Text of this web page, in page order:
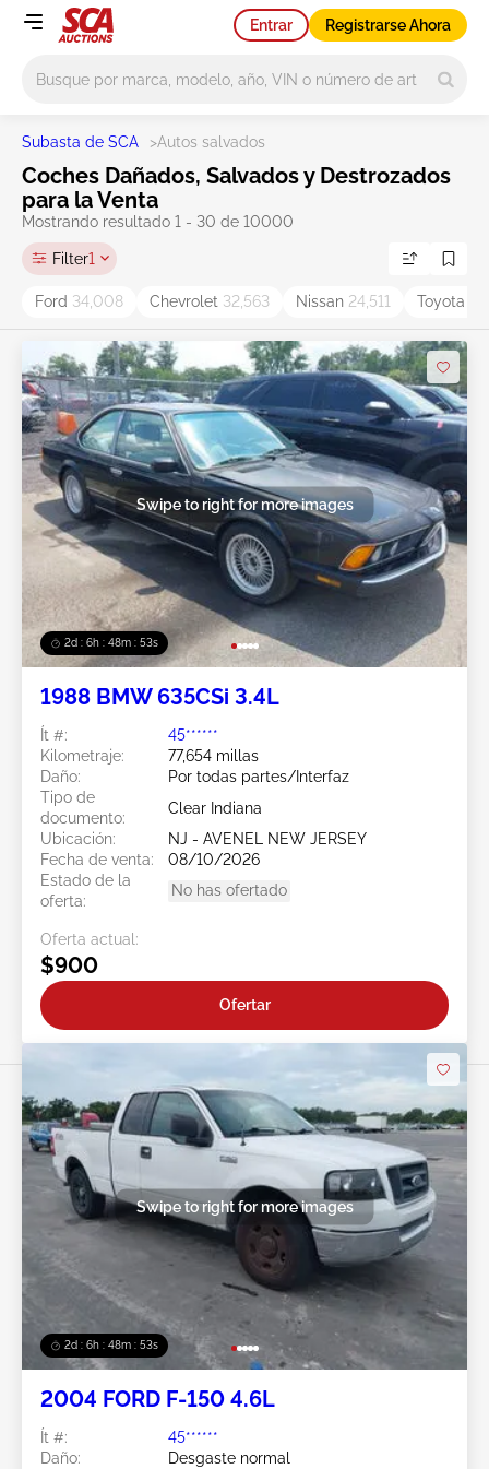
Entrar Registrarse Ahora
Subasta de SCA >Autos salvados
Coches Dañados, Salvados y Destrozados
para la Venta
Mostrando resultado 1 - 30 de 10000
Filter1
Ford 34,008 Chevrolet 32,563 Nissan 24,511 Toyota
2d : 6h : 48m : 51s
Swipe to right for more images
1988 BMW 635CSi 3.4L
Ít #:
45******
Kilometraje:
77,654 millas
Daño:
Por todas partes/Interfaz
Tipo de
documento:
Clear Indiana
Ubicación:
NJ - AVENEL NEW JERSEY
Fecha de venta:
08/10/2026
Estado de la
oferta:
No has ofertado
Oferta actual:
$900
Ofertar
2d : 6h : 48m : 51s
Swipe to right for more images
2004 FORD F-150 4.6L
Ít #:
45******
Daño:
Desgaste normal